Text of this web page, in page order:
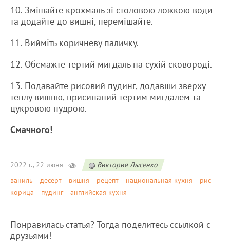
10. Змішайте крохмаль зі столовою ложкою води
та додайте до вишні, перемішайте.
11. Вийміть коричневу паличку.
12. Обсмажте тертий мигдаль на сухій сковороді.
13. Подавайте рисовий пудинг, додавши зверху
теплу вишню, присипаний тертим мигдалем та
цукровою пудрою.
Смачного!
2022 г., 22 июня
Виктория Лысенко
ваниль
десерт вишня рецепт национальная кухня
рис
корица
пудинг английская кухня
Понравилась статья? Тогда поделитесь ссылкой с
друзьями!